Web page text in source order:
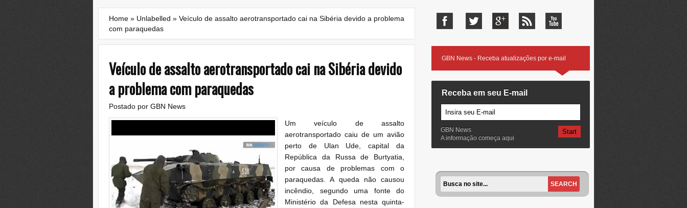
Home » Unlabelled » Veículo de assalto aerotransportado cai na Sibéria devido a problema
com paraquedas
Veículo de assalto aerotransportado cai na Sibéria devido
a problema com paraquedas
Postado por GBN News
Um veículo de assalto
aerotransportado caiu de um avião
perto de Ulan Ude, capital da
República da Russa de Burtyatia,
por causa de problemas com o
paraquedas. A queda não causou
incêndio, segundo uma fonte do
Ministério da Defesa nesta quinta-
GBN News - Receba atualizações por e-mail
Receba em seu E-mail
GBN News
A informação começa aqui